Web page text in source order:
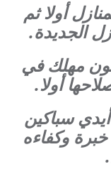
أولا ثم
الجديدة.
مهلك في
أولا.
سباكين
وكفاءه